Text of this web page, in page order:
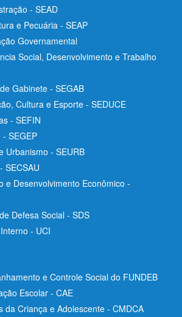
- SEAD
e Pecuária - SEAP
Governamental
Social, Desenvolvimento e Trabalho
Gabinete - SEGAB
Cultura e Esporte - SEDUCE
- SEFIN
SEGEP
Urbanismo - SEURB
SECSAU
e Desenvolvimento Econômico -
Defesa Social - SDS
- UCI
e Controle Social do FUNDEB
Escolar - CAE
da Criança e Adolescente - CMDCA